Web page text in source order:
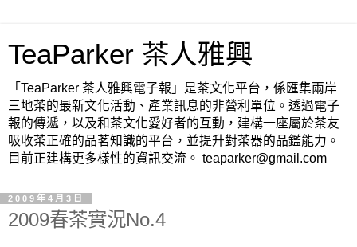
TeaParker 茶人雅興
「TeaParker 茶人雅興電子報」是茶文化平台，係匯集兩岸
三地茶的最新文化活動、產業訊息的非營利單位。透過電子
報的傳遞，以及和茶文化愛好者的互動，建構一座屬於茶友
吸收茶正確的品茗知識的平台，並提升對茶器的品鑑能力。
目前正建構更多樣性的資訊交流。 teaparker@gmail.com
2009年4月3日
2009春茶實況No.4